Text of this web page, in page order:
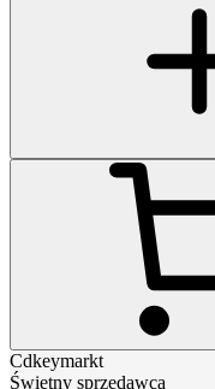
Cdkeymarkt
Świetny sprzedawca